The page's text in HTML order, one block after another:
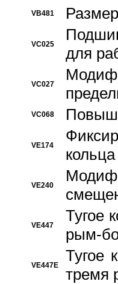
VB481
VC025
для
VC027
VC068
VE174
VE240
VE447
Тугое
рым-
VE447E
Тугое
тремя